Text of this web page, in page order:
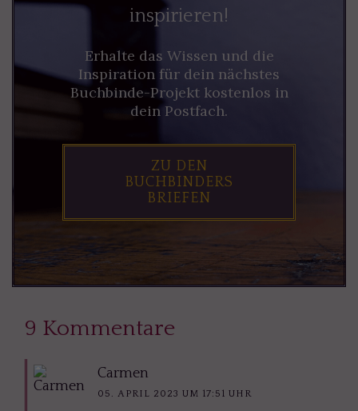
inspirieren!
Erhalte das Wissen und die
Inspiration für dein nächstes
Buchbinde-Projekt kostenlos in
dein Postfach.
ZU DEN
BUCHBINDERS
BRIEFEN
9 Kommentare
Carmen
05. APRIL 2023 UM 17:51 UHR